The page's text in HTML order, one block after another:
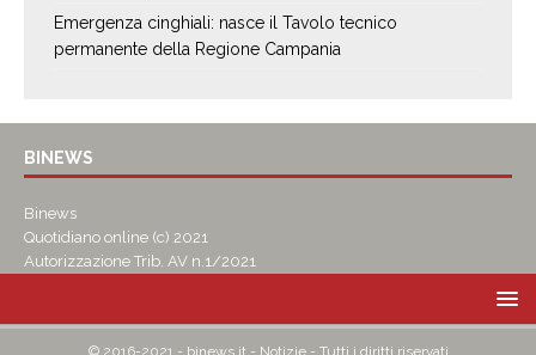
Emergenza cinghiali: nasce il Tavolo tecnico
permanente della Regione Campania
BINEWS
Binews
Quotidiano online (c) 2021
Autorizzazione Trib. AV n.1/2021
© 2016-2021 - binews.it - Notizie - Tutti i diritti riservati